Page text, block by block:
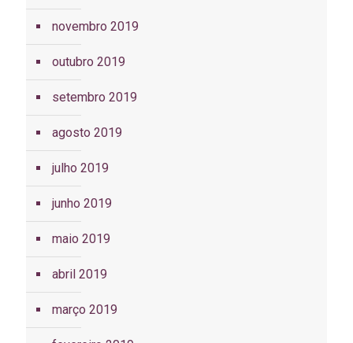
novembro 2019
outubro 2019
setembro 2019
agosto 2019
julho 2019
junho 2019
maio 2019
abril 2019
março 2019